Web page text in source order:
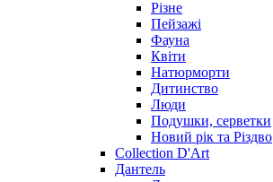
Різне
Пейзажі
Фауна
Квіти
Натюрморти
Дитинство
Люди
Подушки, серветки
Новий рік та Різдво
Collection D'Art
Дантель